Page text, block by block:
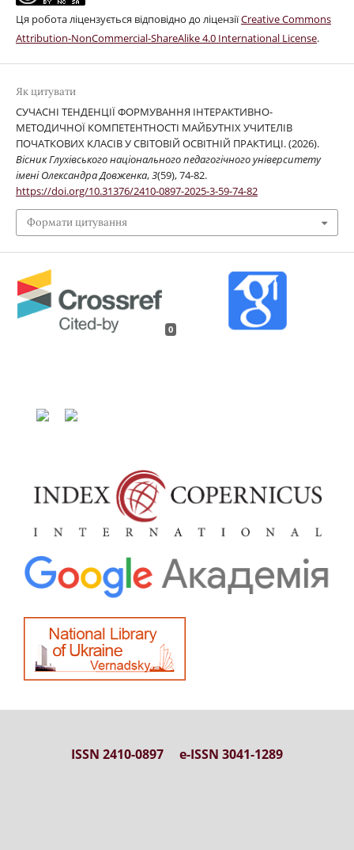
Ця робота ліцензується відповідно до ліцензіїCreative Commons
Attribution-NonCommercial-ShareAlike 4.0 International License.
Як цитувати
СУЧАСНІ ТЕНДЕНЦІЇ ФОРМУВАННЯ ІНТЕРАКТИВНО-
МЕТОДИЧНОЇ КОМПЕТЕНТНОСТІ МАЙБУТНІХ УЧИТЕЛІВ
ПОЧАТКОВИХ КЛАСІВ У СВІТОВІЙ ОСВІТНІЙ ПРАКТИЦІ. (2026).
Вісник Глухівського національного педагогічного університету
імені Олександра Довженка,3(59), 74-82.
https://doi.org/10.31376/2410-0897-2025-3-59-74-82
Формати цитування
0
ISSN 2410-0897 e-ISSN 3041-1289